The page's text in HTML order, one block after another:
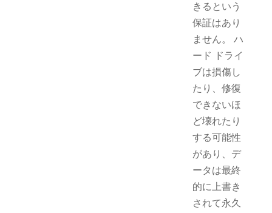
きるという
保証はあり
ません。 ハ
ード ドライ
ブは損傷し
たり、修復
できないほ
ど壊れたり
する可能性
があり、デ
ータは最終
的に上書き
されて永久